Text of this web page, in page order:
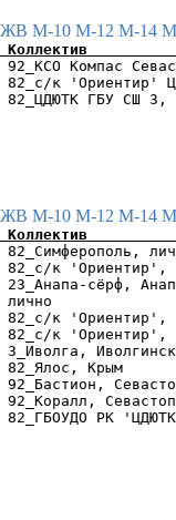
ЖВ М-10 М-12 М-14
92_КСО
82_с/к
ЖВ М-10 М-12 М-14
82_с/к
23_Анапа-
лично
82_с/к
82_с/к
3_Иволга,